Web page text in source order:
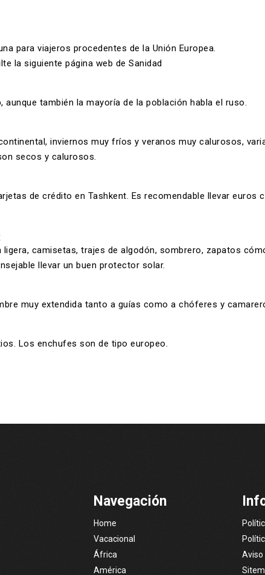
para viajeros procedentes de la Unión Europea.
la siguiente página web de Sanidad
aunque también la mayoría de la población habla el ruso.
inviernos muy fríos y veranos muy calurosos,
secos y calurosos.
de crédito en Tashkent. Es recomendable llevar euros
ligera, camisetas, trajes de algodón, sombrero, zapatos
llevar un buen protector solar.
muy extendida tanto a guías como a chóferes y
Los enchufes son de tipo europeo.
Navegación
Home
Vacacional
África
América
Aviso